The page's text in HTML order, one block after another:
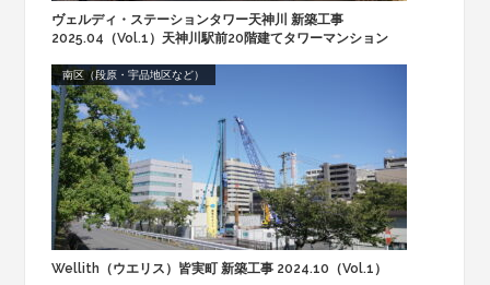
ヴェルディ・ステーションタワー天神川 新築工事
2025.04（Vol.1）天神川駅前20階建てタワーマンション
南区（段原・宇品地区など）
Wellith（ウエリス）皆実町 新築工事 2024.10（Vol.1）